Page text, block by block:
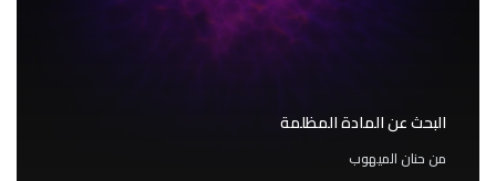
البحث عن المادة المظلمة
من حنان الميهوب